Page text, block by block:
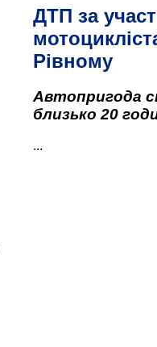
ДТП за
Рівному
Автопригода
близько 20
...